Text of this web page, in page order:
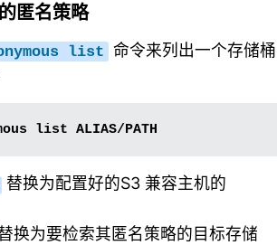
匿名策略
list 命令来列出一个存储桶
list
替换为配置好的S3 兼容主机的
换为要检索其匿名策略的目标存储